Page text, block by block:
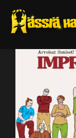
content